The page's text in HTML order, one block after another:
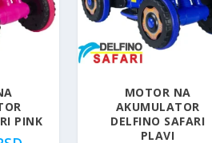
PINK
MOTOR NA
AKUMULATOR
DELFINO SAFARI
PLAVI